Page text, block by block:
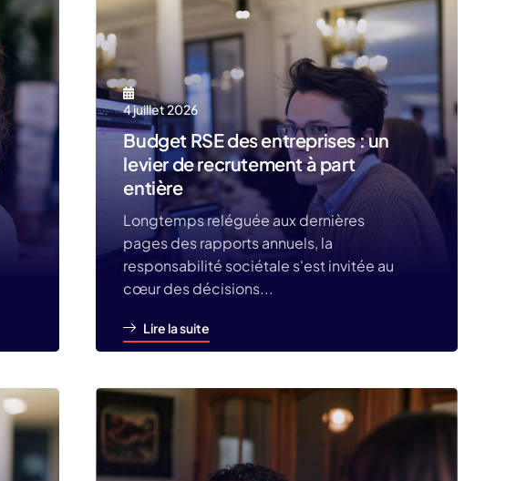
4 juillet 2026
Budget RSE des entreprises : un
levier de recrutement à part
entière
Longtemps reléguée aux dernières
pages des rapports annuels, la
responsabilité sociétale s'est invitée au
cœur des décisions...
Lire la suite